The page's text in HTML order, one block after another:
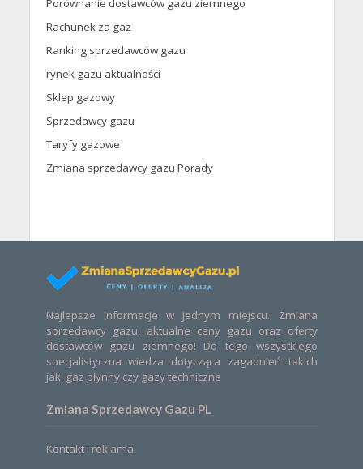
Porównanie dostawców gazu ziemnego
Rachunek za gaz
Ranking sprzedawców gazu
rynek gazu aktualności
Sklep gazowy
Sprzedawcy gazu
Taryfy gazowe
Zmiana sprzedawcy gazu Porady
Najlepsze informacje w jednym miejscu. Zmiana
sprzedawcy gazu, aktualne ceny gazu oraz oferty
dostawców gazu ziemnego! Do tego wszystkiego
specjalistyczna wiedza dotycząca zagadnień takich
jak: gaz płynny czy gazy techniczne
Zmiana Sprzedawcy Gazu PL
Kontakt i reklama